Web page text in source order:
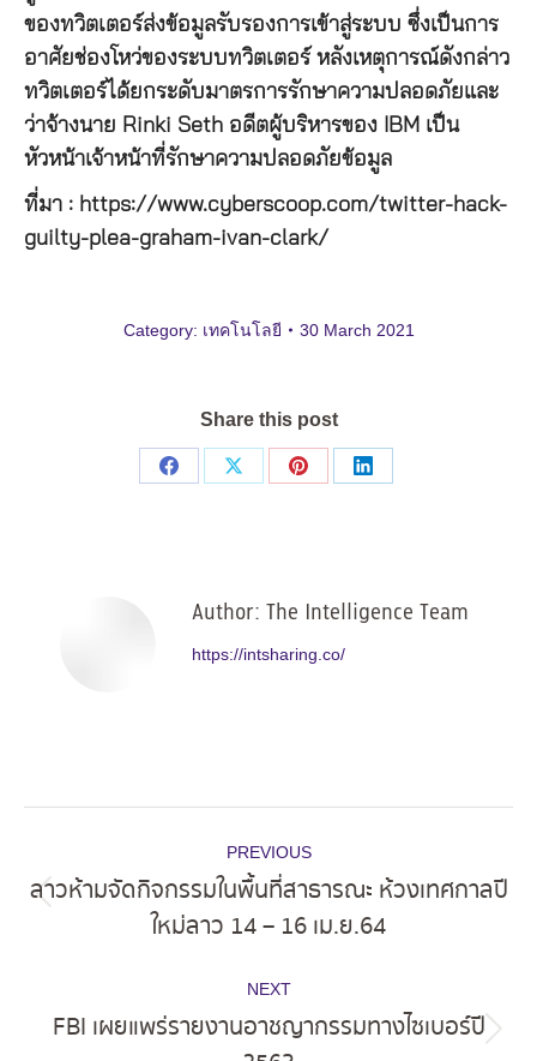
ของทวิตเตอร์ส่งข้อมูลรับรองการเข้าสู่ระบบ ซึ่งเป็นการ
อาศัยช่องโหว่ของระบบทวิตเตอร์ หลังเหตุการณ์ดังกล่าว
ทวิตเตอร์ได้ยกระดับมาตรการรักษาความปลอดภัยและ
ว่าจ้างนาย Rinki Seth อดีตผู้บริหารของ IBM เป็น
หัวหน้าเจ้าหน้าที่รักษาความปลอดภัยข้อมูล
ที่มา : https://www.cyberscoop.com/twitter-hack-
guilty-plea-graham-ivan-clark/
Category: เทคโนโลยี 30 March 2021
Share this post
Share
Share
Share
Share
Author: The Intelligence Team
https://intsharing.co/
navigation
PREVIOUS
post:
ลาวห้ามจัดกิจกรรมในพื้นที่สาธารณะ ห้วงเทศกาลปี
ใหม่ลาว 14 – 16 เม.ย.64
NEXT
Next
FBI เผยแพร่รายงานอาชญากรรมทางไซเบอร์ปี